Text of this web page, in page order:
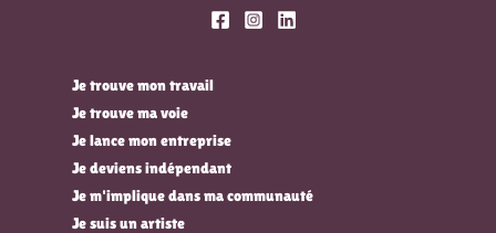
Je trouve mon travail
Je trouve ma voie
Je lance mon entreprise
Je deviens indépendant
Je m'implique dans ma communauté
Je suis un artiste